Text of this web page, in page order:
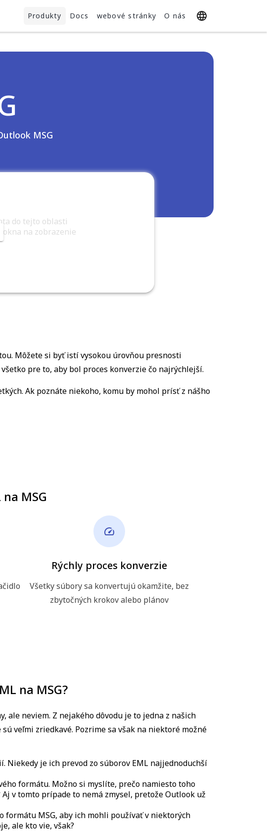
Produkty Docs webové stránky O nás
MSG
do tejto oblasti
na zobrazenie
Môžete si byť istí vysokou úrovňou presnosti
pre to, aby bol proces konverzie čo najrýchlejší.
Ak poznáte niekoho, komu by mohol prísť z nášho
MSG
Rýchly proces konverzie
Všetky súbory sa konvertujú okamžite, bez
zbytočných krokov alebo plánov
na MSG?
ale neviem. Z nejakého dôvodu je to jedna z našich
veľmi zriedkavé. Pozrime sa však na niektoré možné
je ich prevod zo súborov EML najjednoduchší
formátu. Možno si myslíte, prečo namiesto toho
v tomto prípade to nemá zmysel, pretože Outlook už
MSG, aby ich mohli používať v niektorých
ale kto vie, však?